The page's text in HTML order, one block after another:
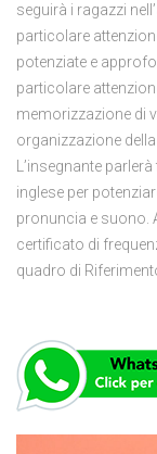
seguirà i ragazzi
particolare
potenziate e
particolare
memorizzazione di
organizzazione
L’insegnante
inglese per
pronuncia e suono.
certificato di
quadro di